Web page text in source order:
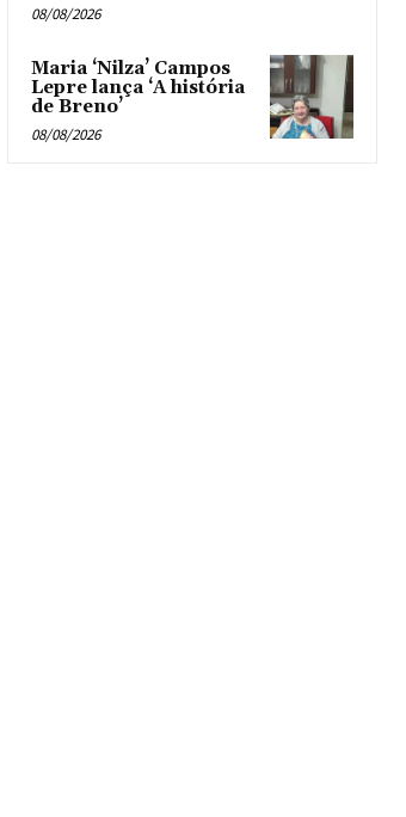
08/08/2026
Maria ‘Nilza’ Campos
Lepre lança ‘A história
de Breno’
08/08/2026